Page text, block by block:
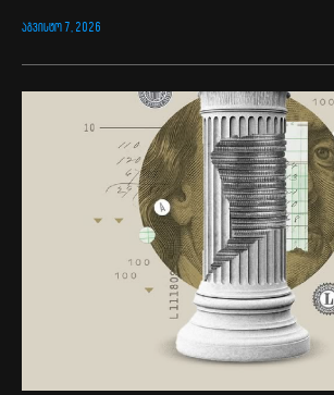
ᲐᲒᲕᲘᲡᲢᲝ 7, 2026